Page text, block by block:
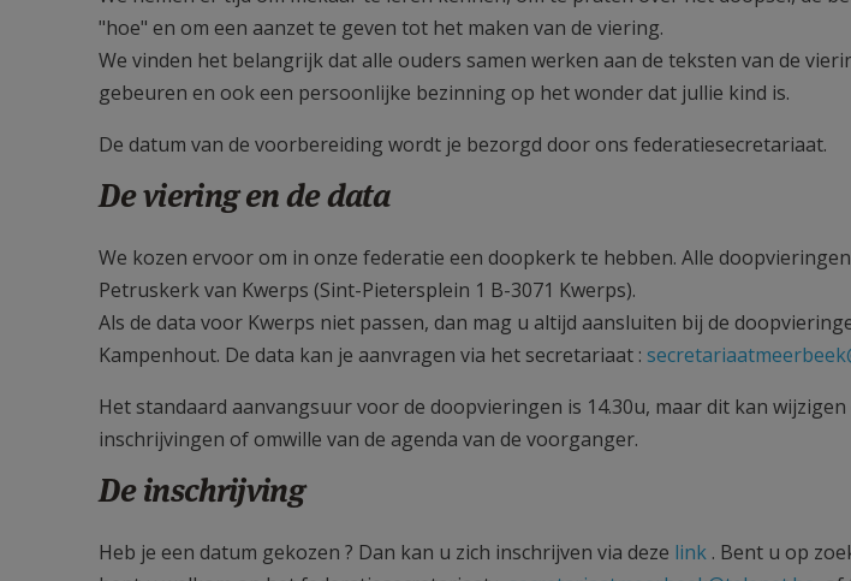
"hoe" en om een aanzet te geven tot het maken van de viering.
We vinden het belangrijk dat alle ouders samen werken aan de teksten van de
gebeuren en ook een persoonlijke bezinning op het wonder dat jullie kind is.
De datum van de voorbereiding wordt je bezorgd door ons federatiesecretariaat.
De viering en de data
We kozen ervoor om in onze federatie een doopkerk te hebben. Alle
Petruskerk van Kwerps (Sint-Pietersplein 1 B-3071 Kwerps).
Als de data voor Kwerps niet passen, dan mag u altijd aansluiten bij de
Kampenhout. De data kan je aanvragen via het secretariaat :
Het standaard aanvangsuur voor de doopvieringen is 14.30u, maar dit kan
inschrijvingen of omwille van de agenda van de voorganger.
De inschrijving
Heb je een datum gekozen ? Dan kan u zich inschrijven via deze link . Bent u op